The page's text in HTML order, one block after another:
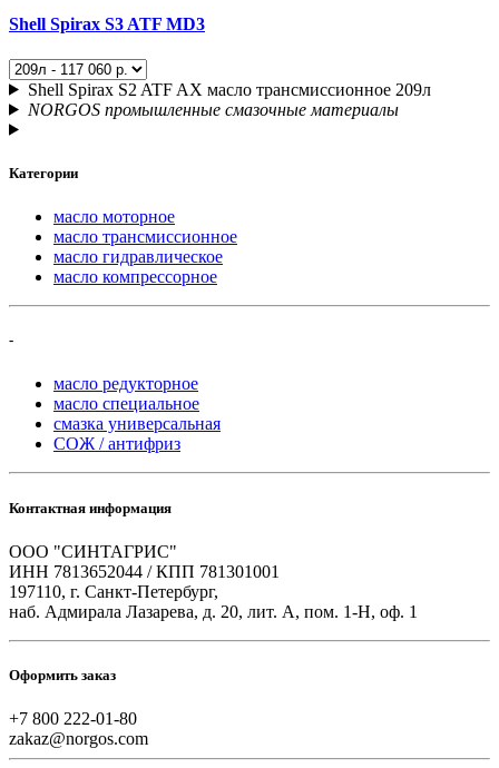
Shell Spirax S3 ATF MD3
Shell Spirax S2 ATF AX масло трансмиссионное 209л
NORGOS промышленные смазочные материалы
Категории
масло моторное
масло трансмиссионное
масло гидравлическое
масло компрессорное
-
масло редукторное
масло специальное
смазка универсальная
СОЖ / антифриз
Контактная информация
ООО "СИНТАГРИС"
ИНН 7813652044 / КПП 781301001
197110, г. Санкт-Петербург,
наб. Адмирала Лазарева, д. 20, лит. А, пом. 1-Н, оф. 1
Оформить заказ
+7 800 222-01-80
zakaz@norgos.com